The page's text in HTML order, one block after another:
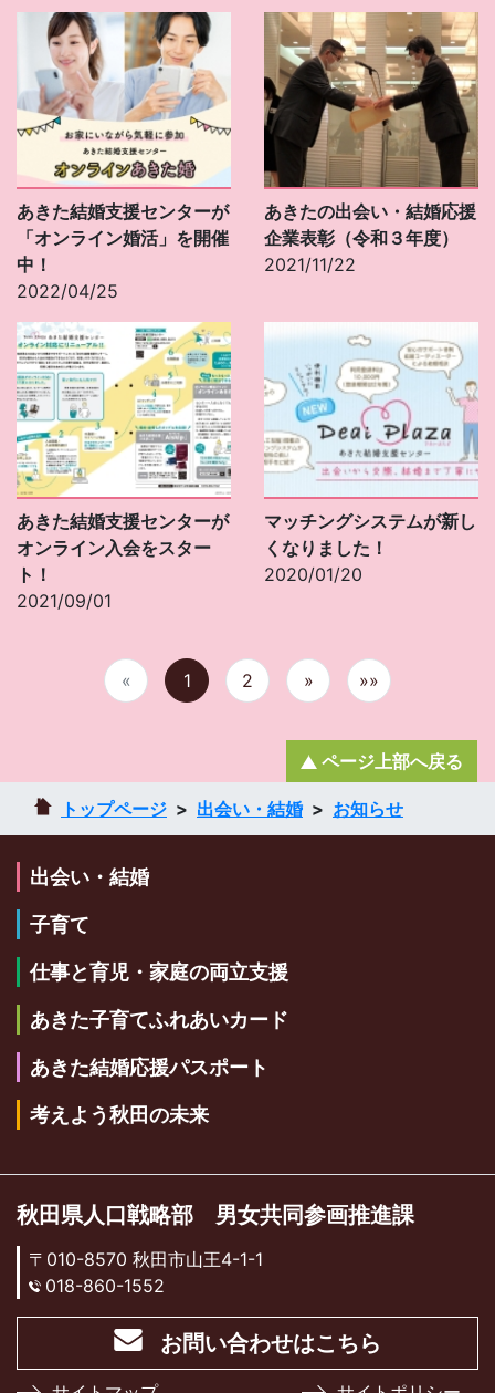
あきた結婚支援センターが
「オンライン婚活」を開催
中！
2022/04/25
あきたの出会い・結婚応援
企業表彰（令和３年度）
2021/11/22
あきた結婚支援センターが
オンライン入会をスター
ト！
2021/09/01
マッチングシステムが新し
くなりました！
2020/01/20
« 1 2 » »»
トップページ 出会い・結婚 お知らせ
ページ上部へ戻る
出会い・結婚
子育て
仕事と育児・家庭の両立支援
あきた子育てふれあいカード
あきた結婚応援パスポート
考えよう秋田の未来
秋田県人口戦略部 男女共同参画推進課
〒010-8570 秋田市山王4-1-1
018-860-1552
お問い合わせはこちら